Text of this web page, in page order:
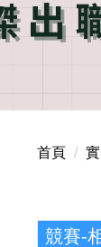
首頁
競賽-